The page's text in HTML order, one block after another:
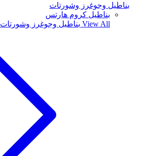
بناطيل وجوغرز وشورتات
بناطيل كروم هارتس
View All بناطيل وجوغرز وشورتات